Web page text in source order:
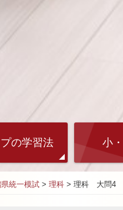
の学習法 小
統一模試 > 理科 > 理科 大問4